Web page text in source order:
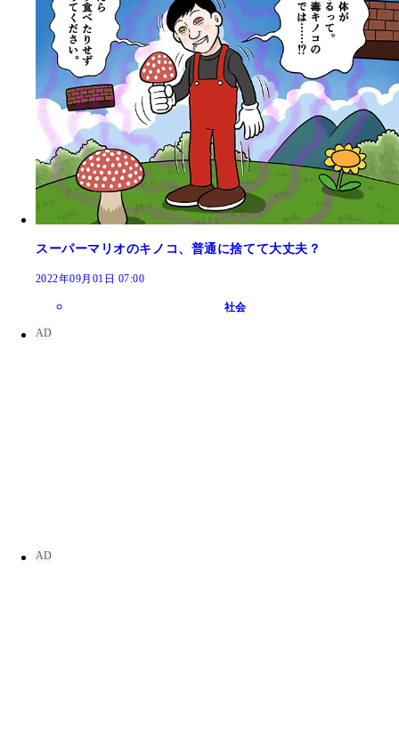
スーパーマリオのキノコ、普通に捨てて大丈夫？
2022年09月01日 07:00
社会